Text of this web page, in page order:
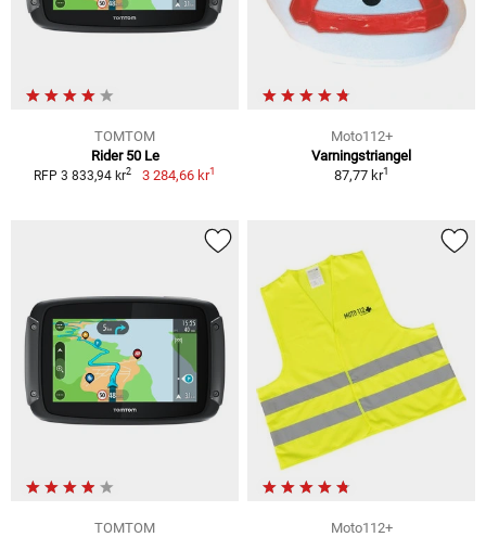
TOMTOM
Rider 50 Le
RFP 3 833,94 kr2 3 284,66 kr1
Moto112+
Varningstriangel
87,77 kr1
TOMTOM
Moto112+